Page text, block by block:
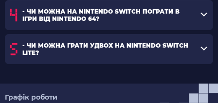
- ЧИ МОЖНА НА NINTENDO SWITCH ПОГРАТИ В
ІГРИ ВІД NINTENDO 64?
- ЧИ МОЖНА ГРАТИ УДВОХ НА NINTENDO SWITCH
LITE?
Графік роботи